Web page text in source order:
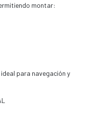
montar:
para navegación y